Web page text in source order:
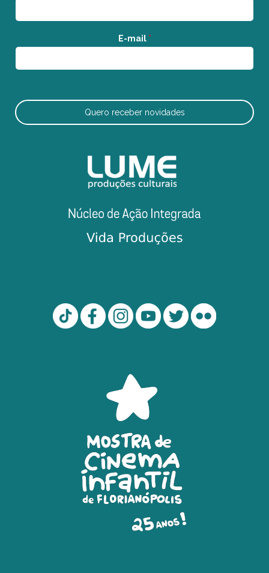
E-mail *
Quero receber novidades